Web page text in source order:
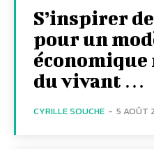
S’inspirer
pour un
du vivant …
CYRILLE SOUCHE - 5 AOÛT